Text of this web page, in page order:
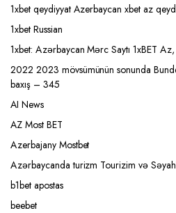
1xbet qeydiyyat Azerbaycan xbet az
1xbet Russian
1xbet: Azərbaycan Mərc Saytı 1xBET
2022 2023 mövsümünün sonunda
baxış – 345
AI News
AZ Most BET
Azerbajany Mostbet
Azərbaycanda turizm Tourizim və
b1bet apostas
beebet